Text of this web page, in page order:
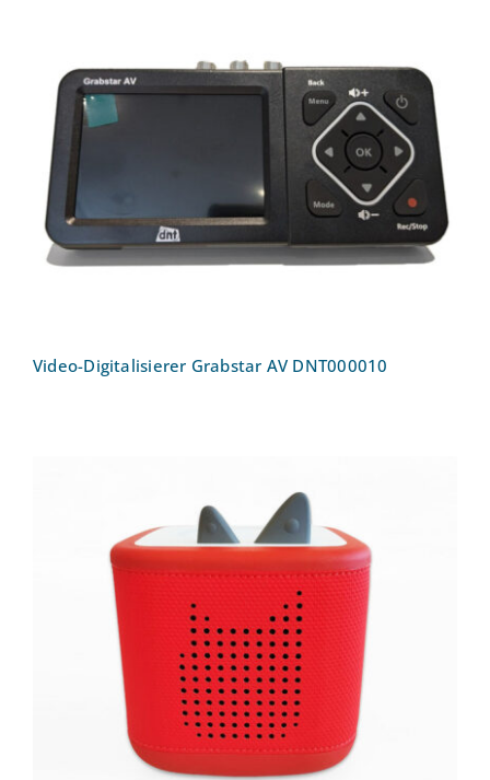
Video-Digitalisierer Grabstar AV
Video-Digitalisierer Grabstar AV DNT000010
Toniebox 2